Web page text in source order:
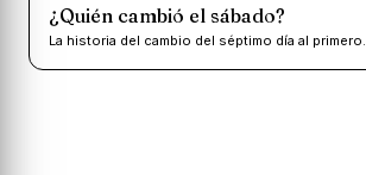
¿Quién cambió el sábado?
La historia del cambio del séptimo día al primero.